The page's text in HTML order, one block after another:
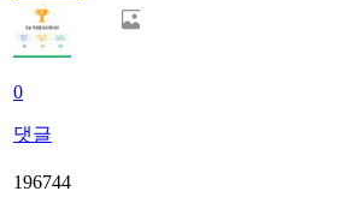
0
댓글
196744